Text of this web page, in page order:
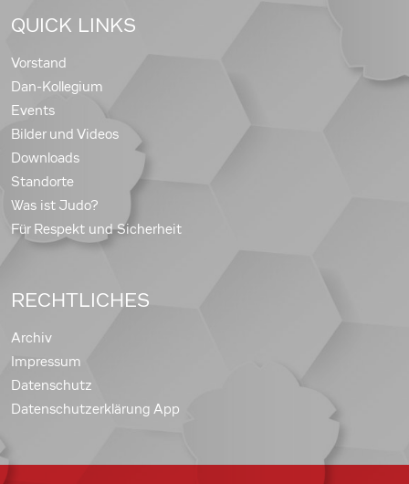
QUICK LINKS
Vorstand
Dan-Kollegium
Events
Bilder und Videos
Downloads
Standorte
Was ist Judo?
Für Respekt und Sicherheit
RECHTLICHES
Archiv
Impressum
Datenschutz
Datenschutzerklärung App